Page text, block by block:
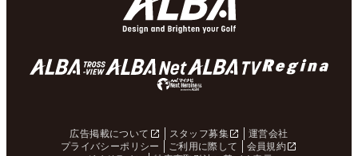
広告掲載について スタッフ募集
運営会社
プライバシーポリシー
ご利用に際して
会員規約